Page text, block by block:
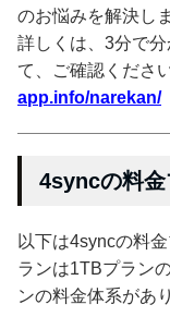
のお悩みを解決し
詳しくは、3分で
て、ご確認ください
app.info/narekan/
4syncの料
以下は4syncの料
ランは1TBプラン
ンの料金体系があ